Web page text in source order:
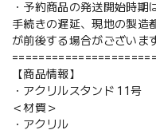
・予約商品の発送開始時期
手続きの遅延、現地の製造
が前後する場合がございま
【商品情報】
・アクリルスタンド 11号
＜材質＞
・アクリル